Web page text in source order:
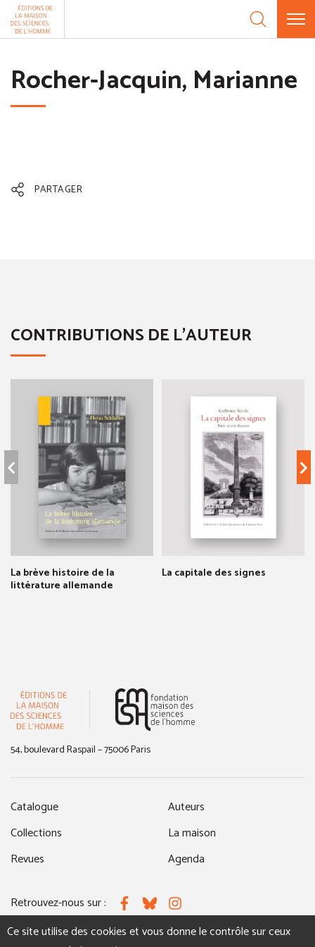
Aller au contenu
Rocher-Jacquin, Marianne
PARTAGER
CONTRIBUTIONS DE L'AUTEUR
La brève histoire de la
littérature allemande
La capitale des signes
54, boulevard Raspail – 75006 Paris
Catalogue
Collections
Revues
Auteurs
La maison
Agenda
Retrouvez-nous sur : FacebookBlueskyInstagram
Panneau de gestion des cookies
Ce site utilise des cookies et vous donne le contrôle sur ceux